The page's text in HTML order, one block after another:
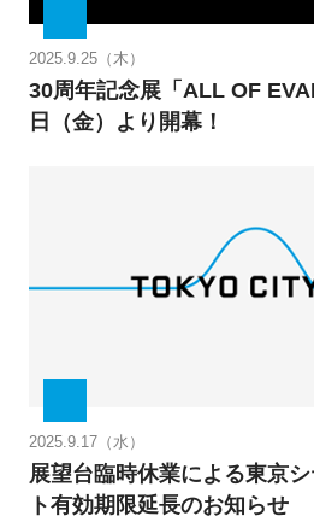
2025.9.25（木）
30周年記念展「ALL OF
日（金）より開幕！
2025.9.17（水）
展望台臨時休業による東京
ト有効期限延長のお知らせ